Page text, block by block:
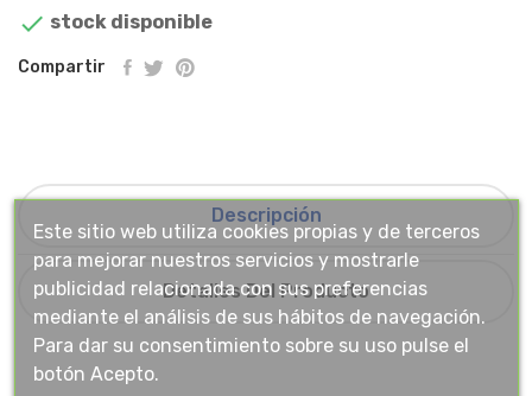
 stock disponible
Compartir
Descripción
Detalles Del Producto
Este sitio web utiliza cookies propias y de terceros
para mejorar nuestros servicios y mostrarle
publicidad relacionada con sus preferencias
mediante el análisis de sus hábitos de navegación.
Para dar su consentimiento sobre su uso pulse el
botón Acepto.